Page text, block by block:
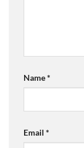
Name*
Email *